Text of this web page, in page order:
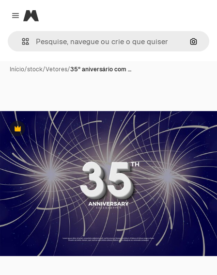
Close menu
Magnific
Início/stock/Vetores/35º aniversário com …
Premium